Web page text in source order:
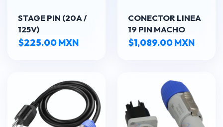
STAGE PIN (20A /
125V)
$225.00 MXN
CONECTOR LINEA
19 PIN MACHO
$1,089.00 MXN